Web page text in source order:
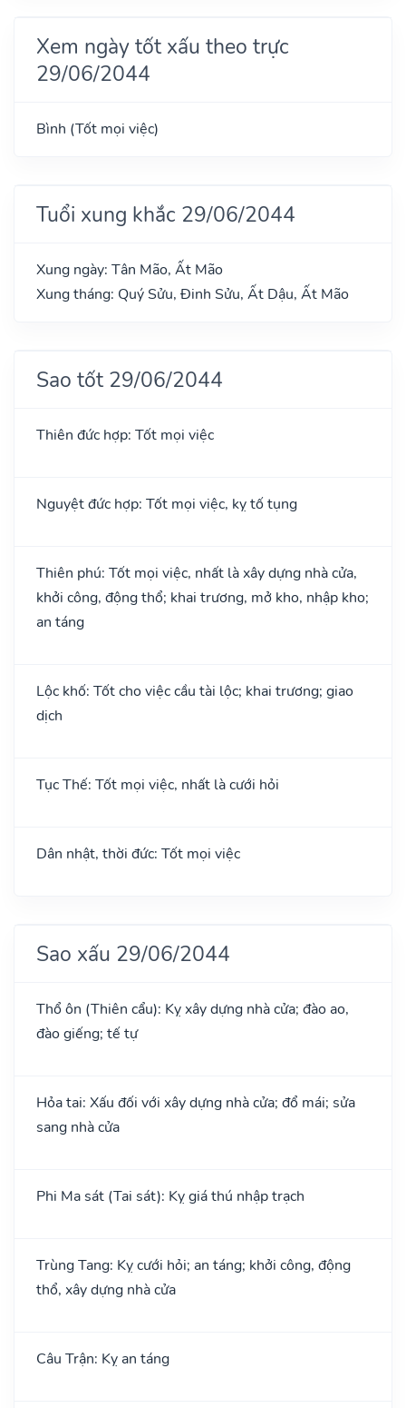
Xem ngày tốt xấu theo trực
29/06/2044
Bình (Tốt mọi việc)
Tuổi xung khắc 29/06/2044
Xung ngày: Tân Mão, Ất Mão
Xung tháng: Quý Sửu, Đinh Sửu, Ất Dậu, Ất Mão
Sao tốt 29/06/2044
Thiên đức hợp: Tốt mọi việc
Nguyệt đức hợp: Tốt mọi việc, kỵ tố tụng
Thiên phú: Tốt mọi việc, nhất là xây dựng nhà cửa,
khởi công, động thổ; khai trương, mở kho, nhập kho;
an táng
Lộc khố: Tốt cho việc cầu tài lộc; khai trương; giao
dịch
Tục Thế: Tốt mọi việc, nhất là cưới hỏi
Dân nhật, thời đức: Tốt mọi việc
Sao xấu 29/06/2044
Thổ ôn (Thiên cẩu): Kỵ xây dựng nhà cửa; đào ao,
đào giếng; tế tự
Hỏa tai: Xấu đối với xây dựng nhà cửa; đổ mái; sửa
sang nhà cửa
Phi Ma sát (Tai sát): Kỵ giá thú nhập trạch
Trùng Tang: Kỵ cưới hỏi; an táng; khởi công, động
thổ, xây dựng nhà cửa
Câu Trận: Kỵ an táng